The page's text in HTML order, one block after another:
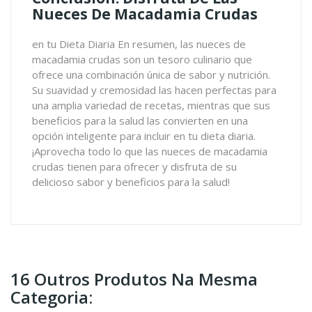
Nueces De Macadamia Crudas
en tu Dieta Diaria En resumen, las nueces de
macadamia crudas son un tesoro culinario que
ofrece una combinación única de sabor y nutrición.
Su suavidad y cremosidad las hacen perfectas para
una amplia variedad de recetas, mientras que sus
beneficios para la salud las convierten en una
opción inteligente para incluir en tu dieta diaria.
¡Aprovecha todo lo que las nueces de macadamia
crudas tienen para ofrecer y disfruta de su
delicioso sabor y beneficios para la salud!
16 Outros Produtos Na Mesma
Categoria: